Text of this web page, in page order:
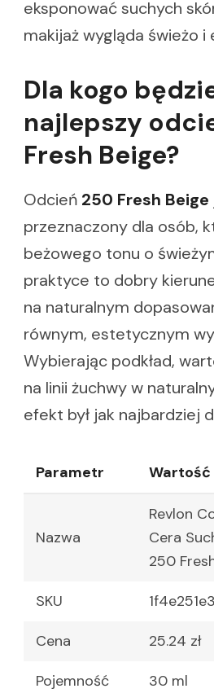
eksponować suchych
makijaż wygląda świeżo
Dla kogo
najlepszy
Fresh Beige?
Odcień 250 Fresh Beige
przeznaczony dla osób,
beżowego tonu o
praktyce to dobry
na naturalnym
równym, estetycznym
Wybierając podkład,
na linii żuchwy w
efekt był jak najbardziej
Parametr Wartość
Nazwa
Revlon
Cera
250
SKU
Cena 25.24 zł
Pojemność 30 ml